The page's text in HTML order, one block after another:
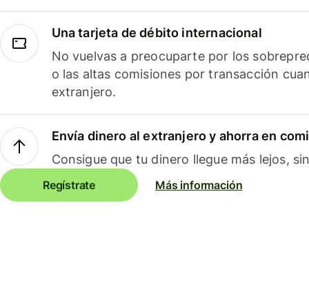
Una tarjeta de débito internacional
No vuelvas a preocuparte por los
o las altas comisiones por transacción
extranjero.
Envía dinero al extranjero y ahorra en
Consigue que tu dinero llegue más lejos,
Regístrate Más información